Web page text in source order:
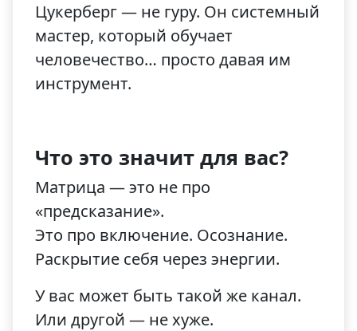
Цукерберг — не гуру. Он системный
мастер, который обучает
человечество… просто давая им
инструмент.
Что это значит для вас?
Матрица — это не про
«предсказание».
Это про включение. Осознание.
Раскрытие себя через энергии.
У вас может быть такой же канал.
Или другой — не хуже.